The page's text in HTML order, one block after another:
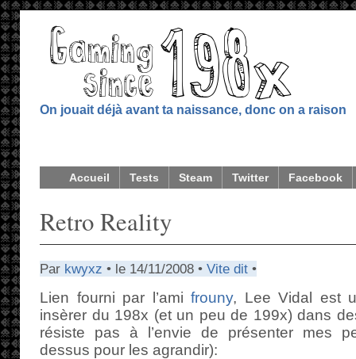
On jouait déjà avant ta naissance, donc on a raison
Accueil Tests Steam Twitter Facebook
Retro Reality
Par kwyxz • le 14/11/2008 • Vite dit •
Lien fourni par l’ami frouny, Lee Vidal est
insèrer du 198x (et un peu de 199x) dans
résiste pas à l’envie de présenter mes
dessus pour les agrandir):